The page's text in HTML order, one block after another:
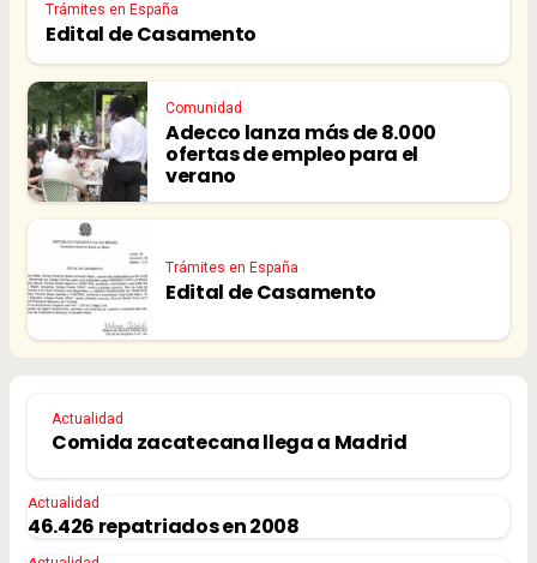
Trámites en España
Edital de Casamento
Comunidad
Adecco lanza más de 8.000
ofertas de empleo para el
verano
Trámites en España
Edital de Casamento
Actualidad
Comida zacatecana llega a Madrid
Actualidad
46.426 repatriados en 2008